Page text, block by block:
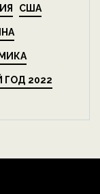
США
ГОД 2022